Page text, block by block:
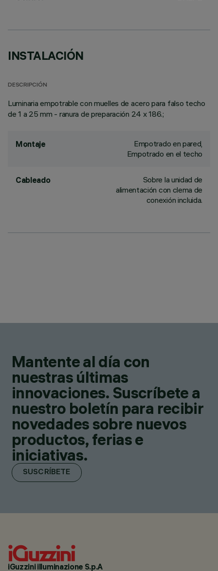
INSTALACIÓN
DESCRIPCIÓN
Luminaria empotrable con muelles de acero para falso techo
de 1 a 25 mm - ranura de preparación 24 x 186.;
Montaje
Empotrado en pared,
Empotrado en el techo
Cableado
Sobre la unidad de
alimentación con clema de
conexión incluida.
Mantente al día con
nuestras últimas
innovaciones. Suscríbete a
nuestro boletín para recibir
novedades sobre nuevos
productos, ferias e
iniciativas.
SUSCRÍBETE
iGuzzini illuminazione S.p.A